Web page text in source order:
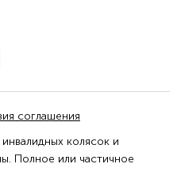
соглашения
колясок и
Полное или частичное